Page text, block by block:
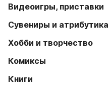
Видеоигры, приставки
Сувениры и атрибутика
Хобби и творчество
Комиксы
Книги